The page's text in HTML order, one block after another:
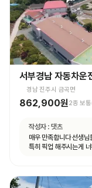
서부경남 자동차운
경남 진주시 금곡면
862,900원2종 보
작성자 : 댓츠
매우 만족합니다 선생
특히 픽업 해주시는게